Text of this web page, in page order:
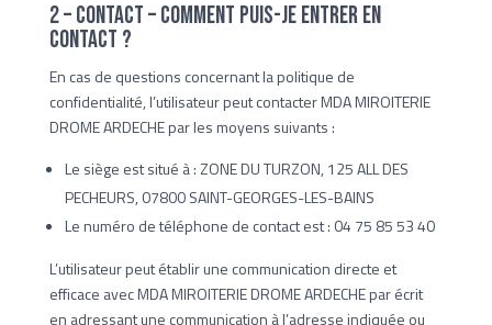
2 – Contact – Comment puis-je entrer en
contact ?
En cas de questions concernant la politique de
confidentialité, l’utilisateur peut contacter MDA MIROITERIE
DROME ARDECHE par les moyens suivants :
Le siège est situé à : ZONE DU TURZON, 125 ALL DES
PECHEURS, 07800 SAINT-GEORGES-LES-BAINS
Le numéro de téléphone de contact est : 04 75 85 53 40
L’utilisateur peut établir une communication directe et
efficace avec MDA MIROITERIE DROME ARDECHE par écrit
en adressant une communication à l’adresse indiquée ou